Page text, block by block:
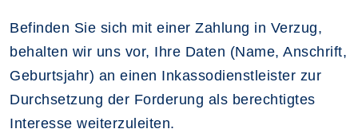
Befinden Sie sich mit einer Zahlung in Verzug,
behalten wir uns vor, Ihre Daten (Name, Anschrift,
Geburtsjahr) an einen Inkassodienstleister zur
Durchsetzung der Forderung als berechtigtes
Interesse weiterzuleiten.